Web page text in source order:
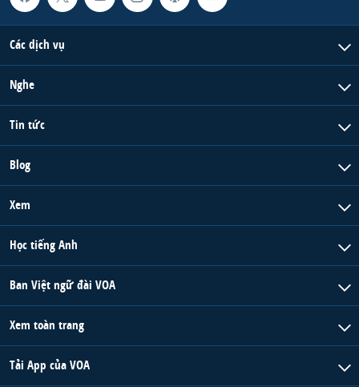
Các dịch vụ
Nghe
Tin tức
Blog
Xem
Học tiếng Anh
Ban Việt ngữ đài VOA
Xem toàn trang
Tải App của VOA